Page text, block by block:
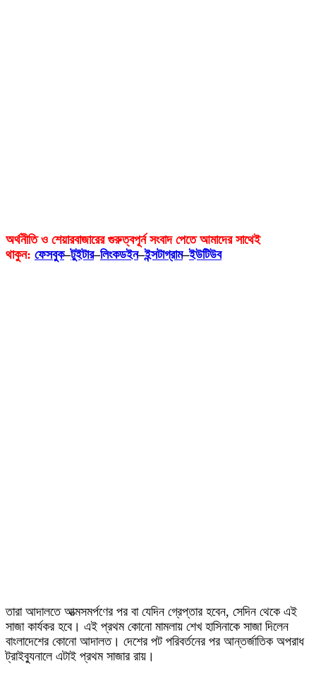
অর্থনীতি ও শেয়ারবাজারের গুরুত্বপূর্ন সংবাদ পেতে আমাদের সাথেই
থাকুন: ফেসবুক–টুইটার–লিংকডইন–ইন্সটাগ্রাম–ইউটিউব
তারা আদালতে আত্মসমর্পণের পর বা যেদিন গ্রেপ্তার হবেন, সেদিন থেকে এই
সাজা কার্যকর হবে। এই প্রথম কোনো মামলায় শেখ হাসিনাকে সাজা দিলেন
বাংলাদেশের কোনো আদালত। দেশের পট পরিবর্তনের পর আন্তর্জাতিক অপরাধ
ট্রাইব্যুনালে এটাই প্রথম সাজার রায়।